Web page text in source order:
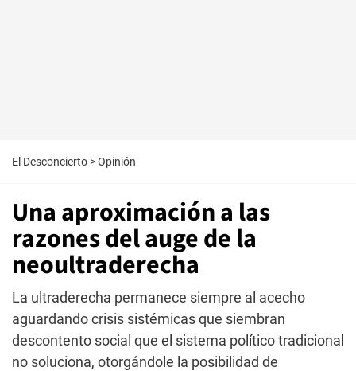
El Desconcierto >Opinión
Una aproximación a las
razones del auge de la
neoultraderecha
La ultraderecha permanece siempre al acecho
aguardando crisis sistémicas que siembran
descontento social que el sistema político tradicional
no soluciona, otorgándole la posibilidad de